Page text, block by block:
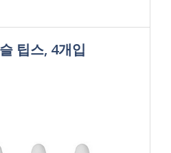
팁스, 4개입